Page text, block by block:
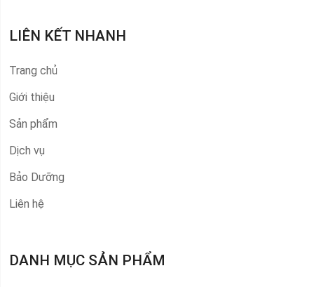
LIÊN KẾT NHANH
Trang chủ
Giới thiệu
Sản phẩm
Dịch vụ
Bảo Dưỡng
Liên hệ
DANH MỤC SẢN PHẨM